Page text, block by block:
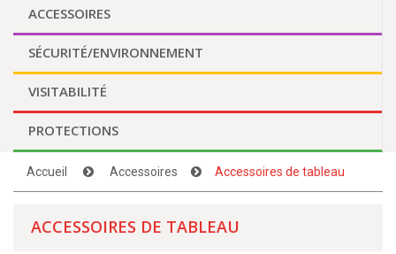
ACCESSOIRES
SÉCURITÉ/ENVIRONNEMENT
VISITABILITÉ
PROTECTIONS
Accueil Accessoires Accessoires de tableau
ACCESSOIRES DE TABLEAU